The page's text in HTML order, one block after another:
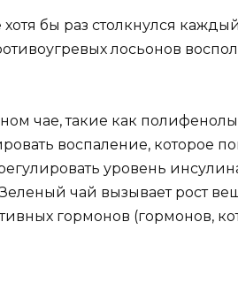
бы раз столкнулся
лосьонов
чае, такие как полифенолы
воспаление, которое
уровень
чай вызывает рост
гормонов (гормонов,